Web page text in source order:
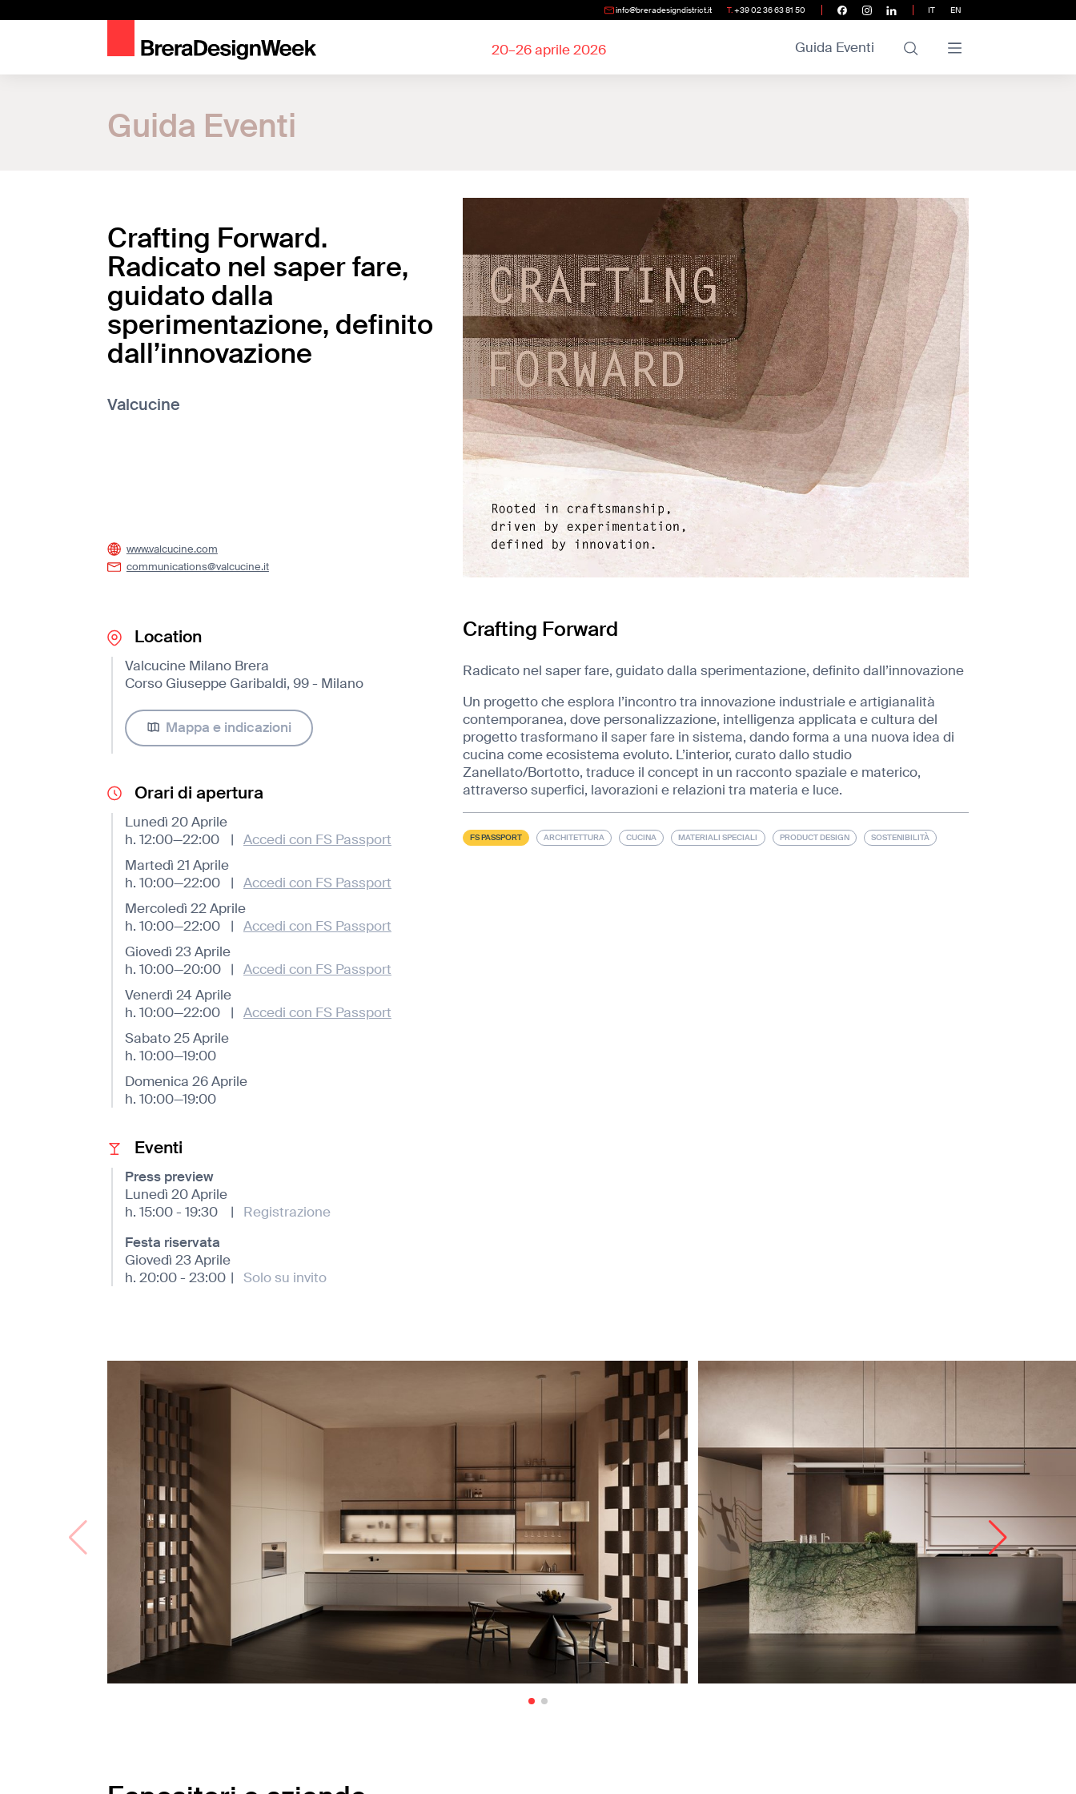
info@breradesigndistrict.it T.+39 02 36 63 81 50 IT EN
20–26 aprile 2026 Guida Eventi
Crafting Forward. Radicato nel saper fare, guidato dalla sperimentazione, definito dall’innovazione
Guida Eventi
Crafting Forward.
Radicato nel saper fare,
guidato dalla
sperimentazione, definito
dall’innovazione
Valcucine
www.valcucine.com
communications@valcucine.it
Crafting Forward
Radicato nel saper fare, guidato dalla sperimentazione, definito dall’innovazione
Un progetto che esplora l’incontro tra innovazione industriale e artigianalità
contemporanea, dove personalizzazione, intelligenza applicata e cultura del
progetto trasformano il saper fare in sistema, dando forma a una nuova idea di
cucina come ecosistema evoluto. L’interior, curato dallo studio
Zanellato/Bortotto, traduce il concept in un racconto spaziale e materico,
attraverso superfici, lavorazioni e relazioni tra materia e luce.
FS PASSPORT ARCHITETTURA CUCINA MATERIALI SPECIALI PRODUCT DESIGN SOSTENIBILITÀ
Location
Valcucine Milano Brera
Corso Giuseppe Garibaldi, 99 - Milano
Mappa e indicazioni
Orari di apertura
Lunedì 20 Aprile
h. 12:00—22:00
| Accedi con FS Passport
Martedì 21 Aprile
h. 10:00—22:00
| Accedi con FS Passport
Mercoledì 22 Aprile
h. 10:00—22:00
| Accedi con FS Passport
Giovedì 23 Aprile
h. 10:00—20:00 | Accedi con FS Passport
Venerdì 24 Aprile
h. 10:00—22:00
| Accedi con FS Passport
Sabato 25 Aprile
h. 10:00—19:00
Domenica 26 Aprile
h. 10:00—19:00
Eventi
Press preview
Lunedì 20 Aprile
h. 15:00 - 19:30
| Registrazione
Festa riservata
Giovedì 23 Aprile
h. 20:00 - 23:00 | Solo su invito